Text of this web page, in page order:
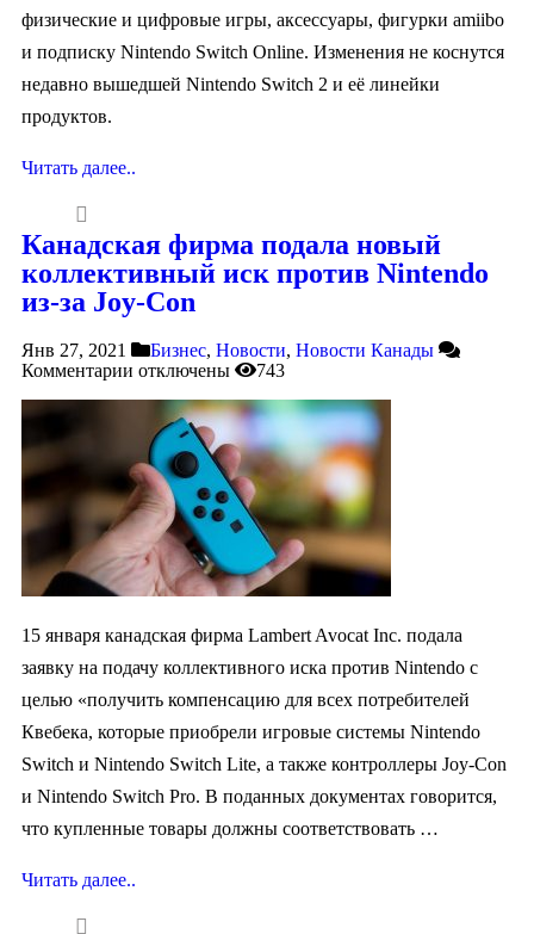
физические и цифровые игры, аксессуары, фигурки amiibo
и подписку Nintendo Switch Online. Изменения не коснутся
недавно вышедшей Nintendo Switch 2 и её линейки
продуктов.
Читать далее..
Канадская фирма подала новый
коллективный иск против Nintendo
из-за Joy-Con
Янв 27, 2021 Бизнес, Новости, Новости Канады
Комментарии отключены 743
15 января канадская фирма Lambert Avocat Inc. подала
заявку на подачу коллективного иска против Nintendo с
целью «получить компенсацию для всех потребителей
Квебека, которые приобрели игровые системы Nintendo
Switch и Nintendo Switch Lite, а также контроллеры Joy-Con
и Nintendo Switch Pro. В поданных документах говорится,
что купленные товары должны соответствовать …
Читать далее..